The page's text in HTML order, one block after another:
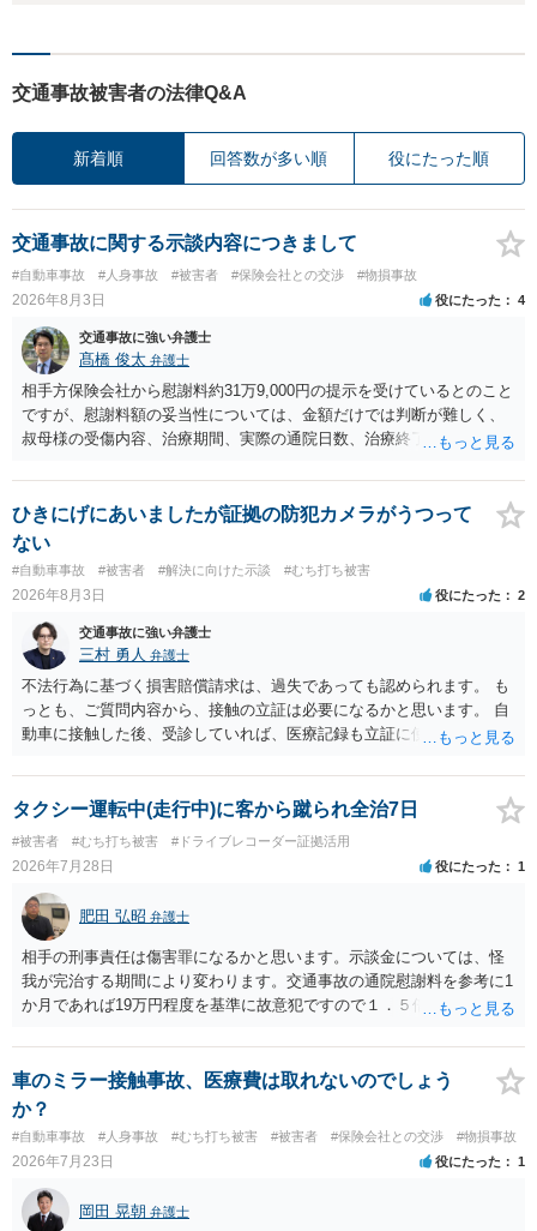
交通事故被害者の法律Q&A
新着順 回答数が多い順 役にたった順
交通事故に関する示談内容につきまして
#自動車事故 #人身事故 #被害者 #保険会社との交渉 #物損事故
2026年8月3日 役にたった 4
交通事故に強い弁護士
髙橋 俊太 弁護士
相手方保険会社から慰謝料約31万9,000円の提示を受けているとのこと
ですが、慰謝料額の妥当性については、金額だけでは判断が難しく、
叔母様の受傷内容、治療期間、実際の通院日数、治療終了の経緯、後
確認する必要があります。保険会社から提示される慰謝料額について
は、弁護士が介入することにより増額を検討できる場合がありますの
で、以下の資料・情報を準備した上で、弁護士に個別に相談すること
をお勧めいたします。 ・相手方保険会社から届いている示談金額の提
示書類 ・叔母様の診断名、けがの内容 ・治療開始日及び治療終了日
・入院の有無、通院回数 ・現在も症状が残っているか ・叔母様ご本人
やご家族等が加入している保険に、今回の事故で利用できる弁護士費
用特約が付帯しているか なお、被害者は叔母様ご本人となりますの
で、弁護士が受任する場合には、叔母様ご本人の依頼意思等を確認す
る必要があります。日本語での十分な意思疎通が難しいとのことです
ので、そのあたりのご事情も踏まえて、依頼意思の確認方法等を検討
ひきにげにあいましたが証拠の防犯カメラがうつって
ない
#自動車事故 #被害者 #解決に向けた示談 #むち打ち被害
2026年8月3日 役にたった 2
交通事故に強い弁護士
三村 勇人 弁護士
不法行為に基づく損害賠償請求は、過失であっても認められます。 も
っとも、ご質問内容から、接触の立証は必要になるかと思います。 自
動車に接触した後、受診していれば、医療記録も立証に使えるかと思
士にご相談ください。
タクシー運転中(走行中)に客から蹴られ全治7日
#被害者 #むち打ち被害 #ドライブレコーダー証拠活用
2026年7月28日 役にたった 1
肥田 弘昭 弁護士
相手の刑事責任は傷害罪になるかと思います。示談金については、怪
我が完治する期間により変わります。交通事故の通院慰謝料を参考に1
か月であれば19万円程度を基準に故意犯ですので１．５倍か2倍程度す
上がるかと思います。ご参考にしてください。
車のミラー接触事故、医療費は取れないのでしょう
か？
#自動車事故 #人身事故 #むち打ち被害 #被害者 #保険会社との交渉 #物損事故
2026年7月23日 役にたった 1
岡田 晃朝 弁護士